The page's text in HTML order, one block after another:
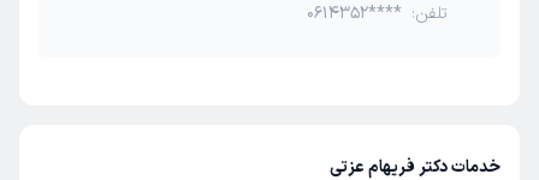
تلفن: 0614352****
خدمات دکتر فریهام عزتی